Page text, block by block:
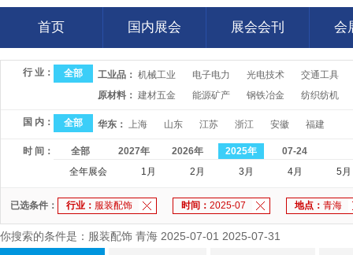
首页
首页
国内展会
国内展会
展会会刊
展会会刊
会
会
行 业： 全部 工业品： 机械工业 电子电力 光电技术
交通工具
原材料： 建材五金 能源矿产 钢铁冶金 纺织纺机
国 内： 全部 华东： 上海 山东 江苏 浙江 安徽 福建
时 间： 全部 2027年 2026年 2025年
07-24
全年展会
1月 2月 3月 4月 5月
已选条件： 行业： 服装配饰 时间： 2025-07 地点： 青海
你搜索的条件是：服装配饰 青海 2025-07-01 2025-07-31